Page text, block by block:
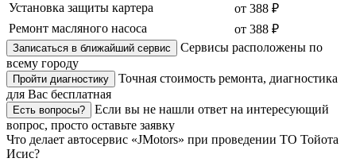
Установка защиты картера
от 388 ₽
Ремонт масляного насоса
от 388 ₽
Записаться в ближайший сервис
Сервисы расположены по
всему городу
Пройти диагностику
Точная стоимость ремонта, диагностика
для Вас бесплатная
Есть вопросы?
Если вы не нашли ответ на интересующий
вопрос, просто оставьте заявку
Что делает автосервис «JMotors» при проведении ТО Тойота
Исис?